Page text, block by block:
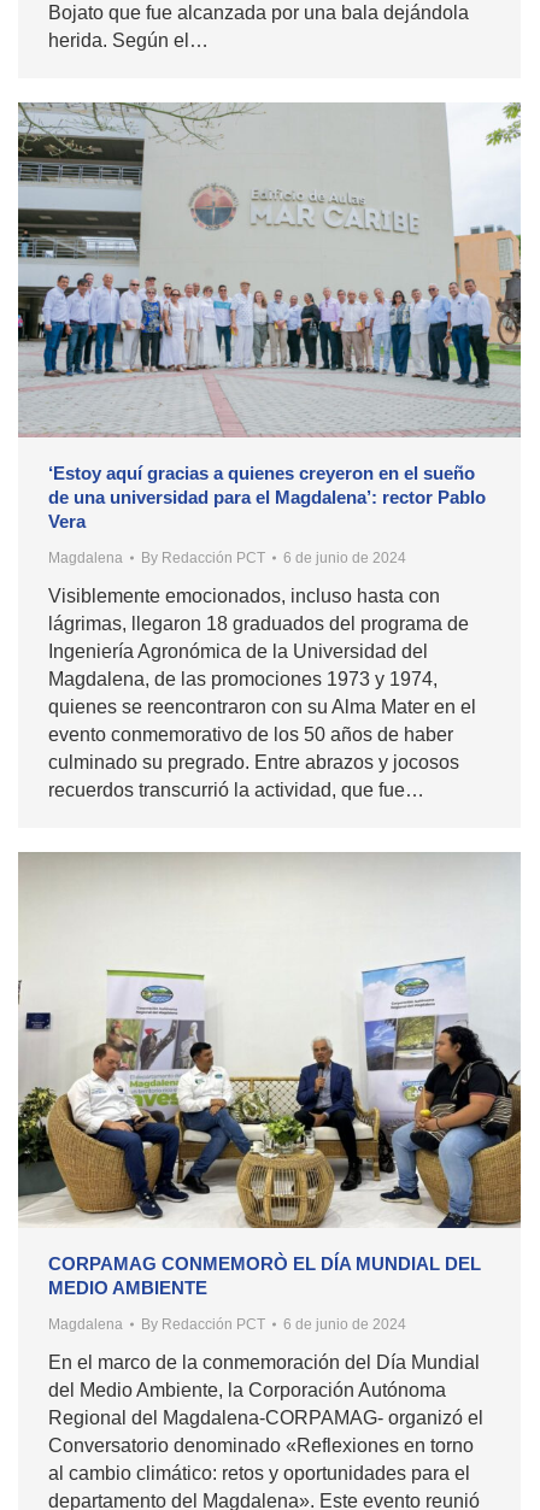
Bojato que fue alcanzada por una bala dejándola
herida. Según el…
‘Estoy aquí gracias a quienes creyeron en el sueño
de una universidad para el Magdalena’: rector Pablo
Vera
Magdalena By Redacción PCT 6 de junio de 2024
Visiblemente emocionados, incluso hasta con
lágrimas, llegaron 18 graduados del programa de
Ingeniería Agronómica de la Universidad del
Magdalena, de las promociones 1973 y 1974,
quienes se reencontraron con su Alma Mater en el
evento conmemorativo de los 50 años de haber
culminado su pregrado. Entre abrazos y jocosos
recuerdos transcurrió la actividad, que fue…
CORPAMAG CONMEMORÒ EL DÍA MUNDIAL DEL
MEDIO AMBIENTE
Magdalena By Redacción PCT 6 de junio de 2024
En el marco de la conmemoración del Día Mundial
del Medio Ambiente, la Corporación Autónoma
Regional del Magdalena-CORPAMAG- organizó el
Conversatorio denominado «Reflexiones en torno
al cambio climático: retos y oportunidades para el
departamento del Magdalena». Este evento reunió